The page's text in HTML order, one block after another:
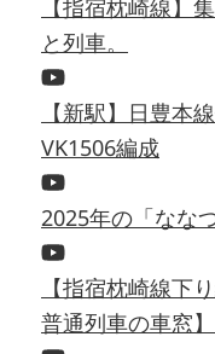
【指宿枕崎線】
と列車。
【新駅】日豊本
VK1506編成
2025年の「なな
【指宿枕崎線下
普通列車の車窓